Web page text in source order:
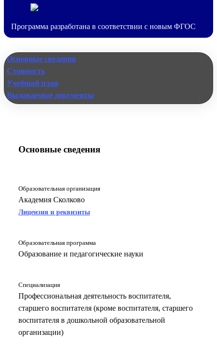
Программа разработана в соответствии с новым ФГОС
Основные сведения
Стоимость
Учебный план
Выдаваемые документы
Основные сведения
Образовательная организация
Академия Сколково
Лицензия и реквизиты
Образовательная программа
Образование и педагогические науки
Специализация
Профессиональная деятельность воспитателя,
старшего воспитателя (кроме воспитателя, старшего
воспитателя в дошкольной образовательной
организации)